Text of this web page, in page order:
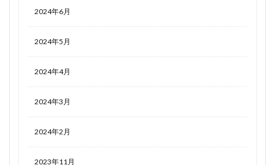
2024年6月
2024年5月
2024年4月
2024年3月
2024年2月
2023年11月